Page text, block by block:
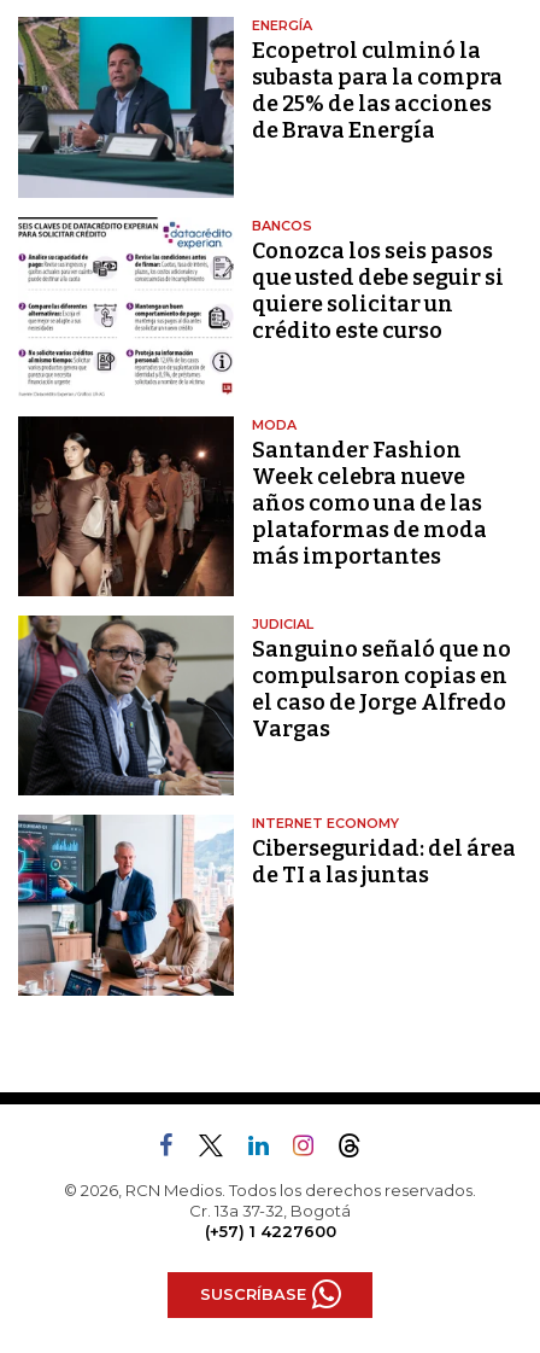
ENERGÍA
Ecopetrol culminó la
subasta para la compra
de 25% de las acciones
de Brava Energía
BANCOS
Conozca los seis pasos
que usted debe seguir si
quiere solicitar un
crédito este curso
MODA
Santander Fashion
Week celebra nueve
años como una de las
plataformas de moda
más importantes
JUDICIAL
Sanguino señaló que no
compulsaron copias en
el caso de Jorge Alfredo
Vargas
INTERNET ECONOMY
Ciberseguridad: del área
de TI a las juntas
© 2026, RCN Medios. Todos los derechos reservados.
Cr. 13a 37-32, Bogotá
(+57) 1 4227600
SUSCRÍBASE